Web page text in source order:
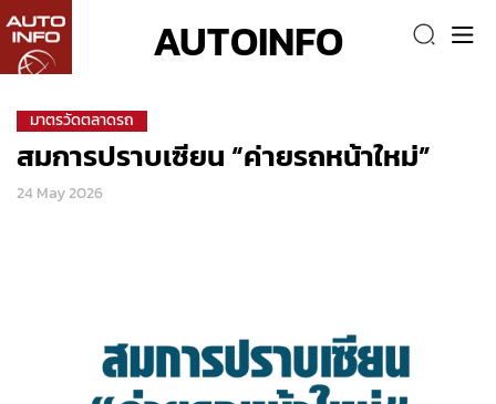
AUTOINFO
มาตรวัดตลาดรถ
สมการปราบเซียน “ค่ายรถหน้าใหม่”
24 May 2026